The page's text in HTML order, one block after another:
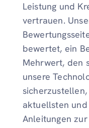
Leistung und
vertrauen.
bewertet, ein
Mehrwert, den
unsere
aktuellsten
Anleitungen